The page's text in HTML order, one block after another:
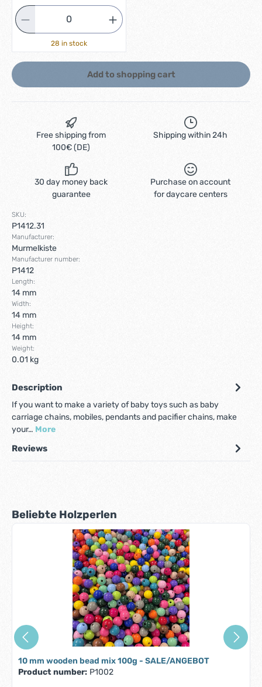
28 in stock
Add to shopping cart
Free shipping from
100€ (DE)
Shipping within 24h
30 day money back
guarantee
Purchase on account
for daycare centers
SKU:
P1412.31
Manufacturer:
Murmelkiste
Manufacturer number:
P1412
Length:
14 mm
Width:
14 mm
Height:
14 mm
Weight:
0.01 kg
Description
If you want to make a variety of baby toys such as baby
carriage chains, mobiles, pendants and pacifier chains, make
your… More
Reviews
Skip product gallery
Beliebte Holzperlen
10 mm wooden bead mix 100g - SALE/ANGEBOT
Product number: P1002